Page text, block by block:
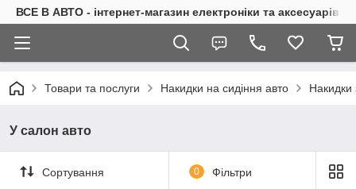
ВСЕ В АВТО - інтернет-магазин електроніки та аксесуарів в
Товари та послуги Накидки на сидіння авто Накидки
У салон авто
Сортування 0 Фільтри